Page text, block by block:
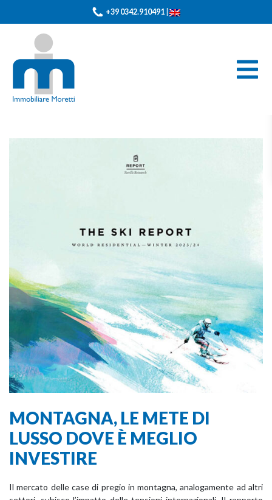
+39 0342.910491
MONTAGNA, LE METE DI
LUSSO DOVE È MEGLIO
INVESTIRE
Il mercato delle case di pregio in montagna, analogamente ad altri